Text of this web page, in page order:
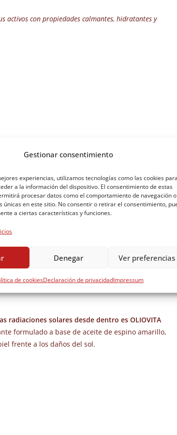
Gestionar consentimiento
experiencias, utilizamos tecnologías como las cookies para
a la información del dispositivo. El consentimiento de estas
procesar datos como el comportamiento de navegación o
únicas en este sitio. No consentir o retirar el consentimiento,
a ciertas características y funciones.
Denegar Ver preferencias
de cookiesDeclaración de privacidadImpressum
activos con propiedades calmantes, hidratantes y
como ya hablamos en nuestro post: “Protección
radiaciones solares desde dentro es OLIOVITA
formulado a base de aceite de espino amarillo,
frente a los daños del sol.